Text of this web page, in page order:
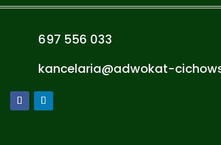
697 556 033
kancelaria@adwokat-